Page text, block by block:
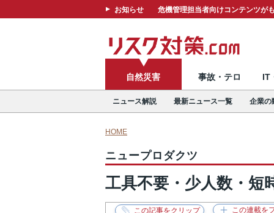
お知らせ 危機管理担当者向けコンテンツが
自然災害 事故・テロ IT
ニュース解説 最新ニュース一覧 企業の
HOME
ニュープロダクツ
工具不要・少人数・短